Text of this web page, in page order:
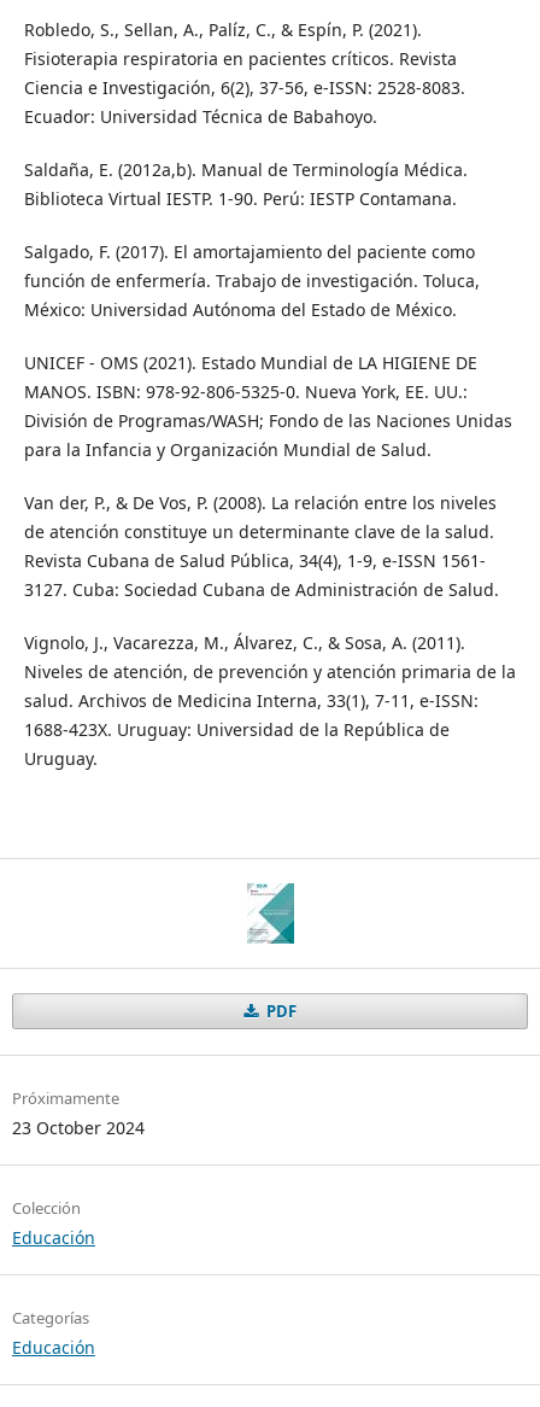
Robledo, S., Sellan, A., Palíz, C., & Espín, P. (2021).
Fisioterapia respiratoria en pacientes críticos. Revista
Ciencia e Investigación, 6(2), 37-56, e-ISSN: 2528-8083.
Ecuador: Universidad Técnica de Babahoyo.
Saldaña, E. (2012a,b). Manual de Terminología Médica.
Biblioteca Virtual IESTP. 1-90. Perú: IESTP Contamana.
Salgado, F. (2017). El amortajamiento del paciente como
función de enfermería. Trabajo de investigación. Toluca,
México: Universidad Autónoma del Estado de México.
UNICEF - OMS (2021). Estado Mundial de LA HIGIENE DE
MANOS. ISBN: 978-92-806-5325-0. Nueva York, EE. UU.:
División de Programas/WASH; Fondo de las Naciones Unidas
para la Infancia y Organización Mundial de Salud.
Van der, P., & De Vos, P. (2008). La relación entre los niveles
de atención constituye un determinante clave de la salud.
Revista Cubana de Salud Pública, 34(4), 1-9, e-ISSN 1561-
3127. Cuba: Sociedad Cubana de Administración de Salud.
Vignolo, J., Vacarezza, M., Álvarez, C., & Sosa, A. (2011).
Niveles de atención, de prevención y atención primaria de la
salud. Archivos de Medicina Interna, 33(1), 7-11, e-ISSN:
1688-423X. Uruguay: Universidad de la República de
Uruguay.
PDF
Próximamente
23 October 2024
Colección
Educación
Categorías
Educación